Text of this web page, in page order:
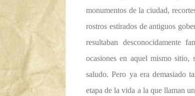
monumentos de la ciudad,
rostros estirados de antiguos
resultaban desconocidamente
ocasiones en aquel mismo
saludo. Pero ya era demasiado
etapa de la vida a la que llaman